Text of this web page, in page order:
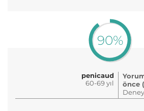
90%
penicaud
60-69 yıl
önce